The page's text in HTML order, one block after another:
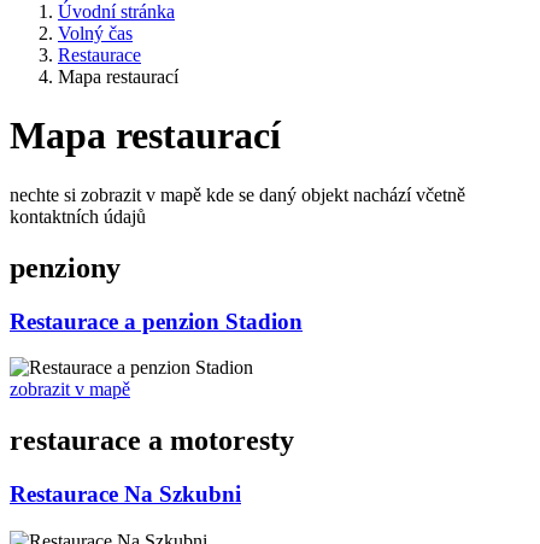
Úvodní stránka
Volný čas
Restaurace
Mapa restaurací
Mapa restaurací
nechte si zobrazit v mapě kde se daný objekt nachází včetně
kontaktních údajů
penziony
Restaurace a penzion Stadion
zobrazit v mapě
restaurace a motoresty
Restaurace Na Szkubni